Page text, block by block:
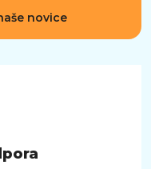
novice